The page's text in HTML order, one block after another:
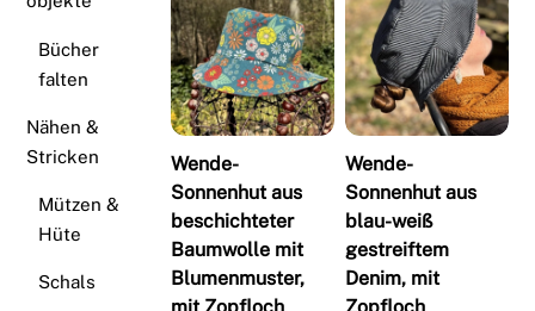
Wende-
Sonnenhut aus
beschichteter
Baumwolle mit
Blumenmuster,
mit Zopfloch
Wende-
Sonnenhut aus
blau-weiß
gestreiftem
Denim, mit
Zopfloch
Bücher
falten
Nähen &
Stricken
Mützen &
Hüte
Schals